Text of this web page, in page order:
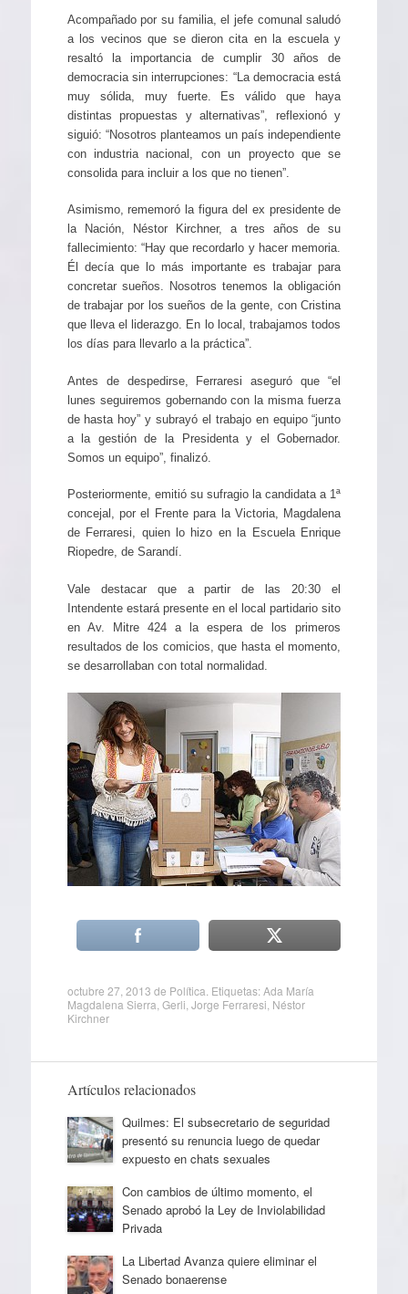
Acompañado por su familia, el jefe comunal saludó
a los vecinos que se dieron cita en la escuela y
resaltó la importancia de cumplir 30 años de
democracia sin interrupciones: “La democracia está
muy sólida, muy fuerte. Es válido que haya
distintas propuestas y alternativas”, reflexionó y
siguió: “Nosotros planteamos un país independiente
con industria nacional, con un proyecto que se
consolida para incluir a los que no tienen”.
Asimismo, rememoró la figura del ex presidente de
la Nación, Néstor Kirchner, a tres años de su
fallecimiento: “Hay que recordarlo y hacer memoria.
Él decía que lo más importante es trabajar para
concretar sueños. Nosotros tenemos la obligación
de trabajar por los sueños de la gente, con Cristina
que lleva el liderazgo. En lo local, trabajamos todos
los días para llevarlo a la práctica”.
Antes de despedirse, Ferraresi aseguró que “el
lunes seguiremos gobernando con la misma fuerza
de hasta hoy” y subrayó el trabajo en equipo “junto
a la gestión de la Presidenta y el Gobernador.
Somos un equipo”, finalizó.
Posteriormente, emitió su sufragio la candidata a 1ª
concejal, por el Frente para la Victoria, Magdalena
de Ferraresi, quien lo hizo en la Escuela Enrique
Riopedre, de Sarandí.
Vale destacar que a partir de las 20:30 el
Intendente estará presente en el local partidario sito
en Av. Mitre 424 a la espera de los primeros
resultados de los comicios, que hasta el momento,
se desarrollaban con total normalidad.
octubre 27, 2013 de Política . Etiquetas:Ada María
Magdalena Sierra Gerli Jorge Ferraresi Néstor
Kirchner
Artículos relacionados
Quilmes: El subsecretario de seguridad
presentó su renuncia luego de quedar
expuesto en chats sexuales
Con cambios de último momento, el
Senado aprobó la Ley de Inviolabilidad
Privada
La Libertad Avanza quiere eliminar el
Senado bonaerense